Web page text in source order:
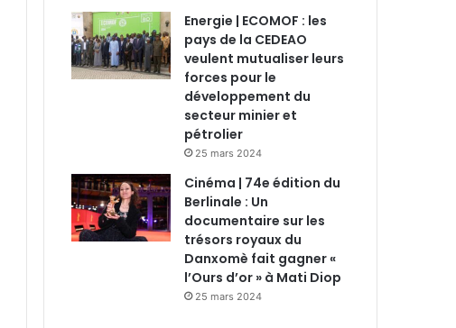
Energie | ECOMOF : les
pays de la CEDEAO
veulent mutualiser leurs
forces pour le
développement du
secteur minier et
pétrolier
25 mars 2024
Cinéma | 74e édition du
Berlinale : Un
documentaire sur les
trésors royaux du
Danxomè fait gagner «
l’Ours d’or » à Mati Diop
25 mars 2024